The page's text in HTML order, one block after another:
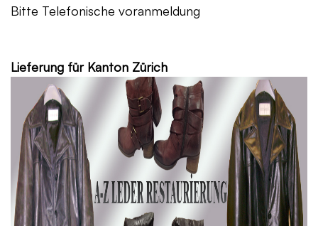
Bitte Telefonische voranmeldung
Lieferung für Kanton Zürich